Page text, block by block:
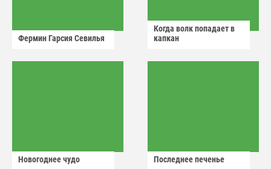
Фермин Гарсия Севилья
Когда волк попадает в
капкан
Новогоднее чудо Последнее печенье